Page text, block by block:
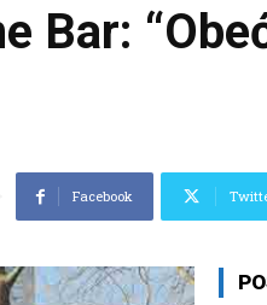
Bar:
Facebook